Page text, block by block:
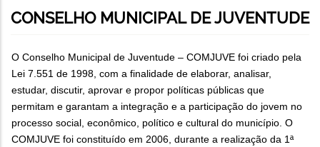
navegação
CONSELHO MUNICIPAL DE JUVENTUDE
O Conselho Municipal de Juventude – COMJUVE foi criado pela
Lei 7.551 de 1998, com a finalidade de elaborar, analisar,
estudar, discutir, aprovar e propor políticas públicas que
permitam e garantam a integração e a participação do jovem no
processo social, econômico, político e cultural do município. O
COMJUVE foi constituído em 2006, durante a realização da 1ª